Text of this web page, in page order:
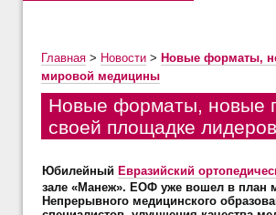
Главная> Новости> Новые форматы,
мировой медицины
Новые форматы, новые
своей площадке
Юбилейный Евразийский
зале «Манеж». ЕОФ уже вошел в план
Непрерывного медицинского